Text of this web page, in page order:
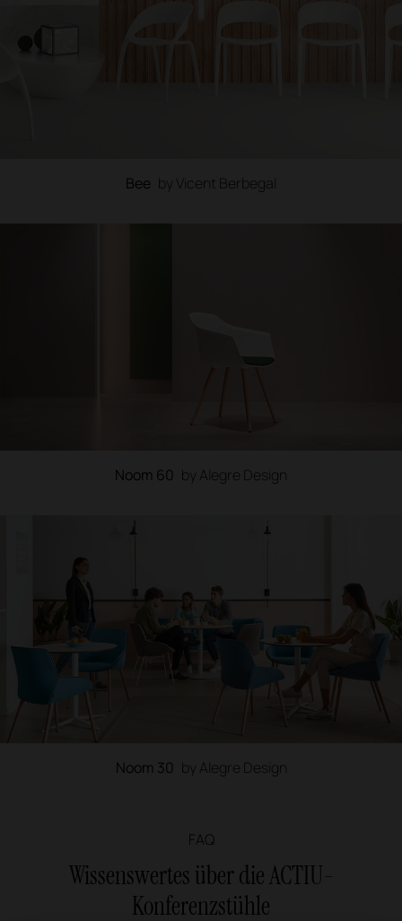
Bee by Vicent Berbegal
Noom 60 by Alegre Design
Noom 30 by Alegre Design
FAQ
Wissenswertes über die ACTIU-
Konferenzstühle